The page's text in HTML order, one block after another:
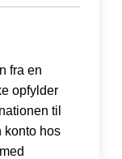
fra en
opfylder
til
konto hos